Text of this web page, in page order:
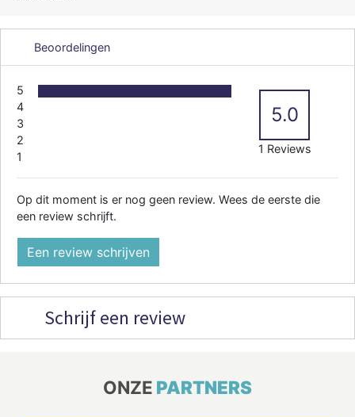
Beoordelingen
5
4
3
2
1
5.0
1 Reviews
Op dit moment is er nog geen review. Wees de eerste die
een review schrijft.
Een review schrijven
Schrijf een review
ONZE PARTNERS